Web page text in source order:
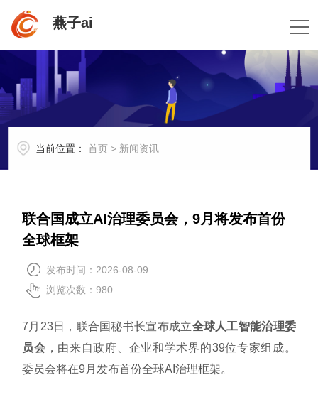
燕子ai
当前位置： 首页 > 新闻资讯
联合国成立AI治理委员会，9月将发布首份
全球框架
发布时间：2026-08-09
浏览次数：980
7月23日，联合国秘书长宣布成立全球人工智能治理委
员会 ，由来自政府、企业和学术界的39位专家组成。
委员会将在9月发布首份全球AI治理框架。